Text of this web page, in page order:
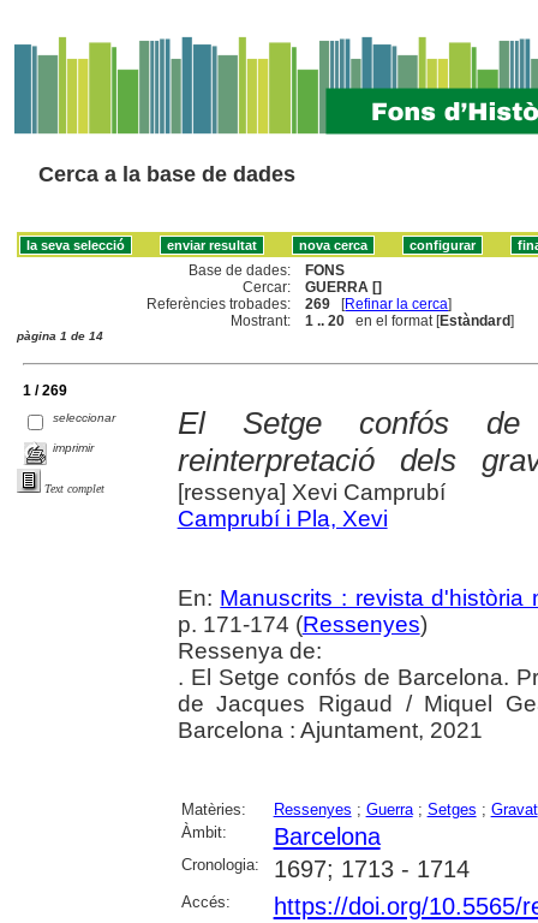
Cerca a la base de dades
Base de dades:
FONS
Cercar:
GUERRA []
Referències trobades:
269 [Refinar la cerca]
Mostrant:
1 .. 20 en el format [Estàndard]
pàgina 1 de 14
1 / 269
seleccionar
imprimir
Text complet
El Setge confós de
reinterpretació dels
[ressenya] Xevi Camprubí
Camprubí i Pla, Xevi
En: Manuscrits : revista d'història
p. 171-174 (Ressenyes)
Ressenya de:
. El Setge confós de Barcelona.
de Jacques Rigaud / Miquel
Barcelona : Ajuntament, 2021
Matèries: Ressenyes ; Guerra; Setges ; Gravat
Àmbit:
Barcelona
Cronologia: 1697; 1713 - 1714
Accés: https://doi.org/10.5565/